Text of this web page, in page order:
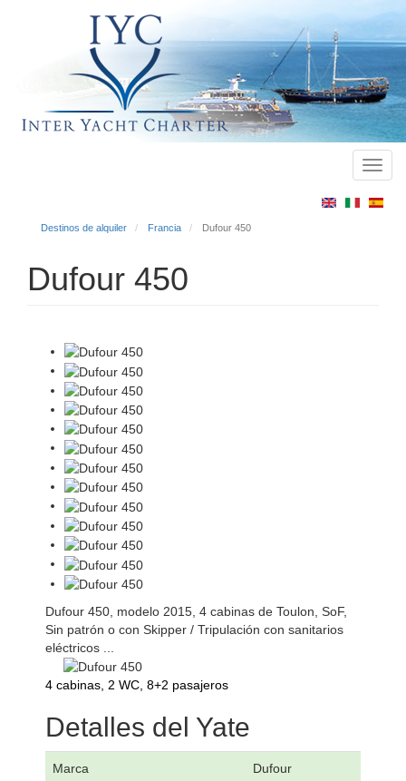
Destinos de alquiler Francia Dufour 450
Dufour 450
Dufour 450, modelo 2015, 4 cabinas de Toulon, SoF,
Sin patrón o con Skipper / Tripulación con sanitarios
eléctricos ...
4 cabinas, 2 WC, 8+2 pasajeros
Detalles del Yate
Marca Dufour